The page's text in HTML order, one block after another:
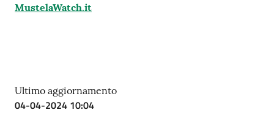
MustelaWatch.it
Ultimo aggiornamento
04-04-2024 10:04